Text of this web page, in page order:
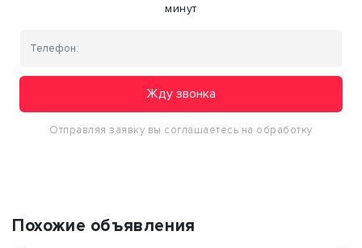
минут
Жду звонка
Отправляя заявку вы соглашаетесь на обработку
Похожие объявления